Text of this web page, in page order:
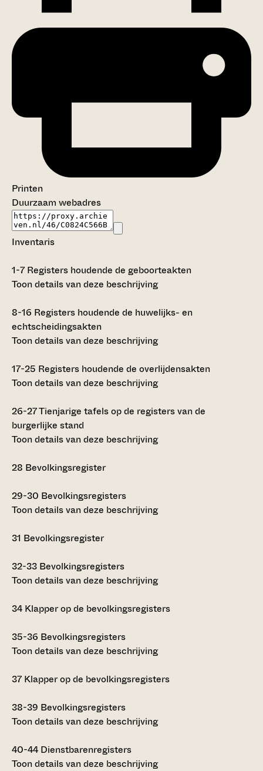
Printen
Duurzaam webadres
Inventaris
1-7 Registers houdende de geboorteakten
Toon details van deze beschrijving
8-16 Registers houdende de huwelijks- en
echtscheidingsakten
Toon details van deze beschrijving
17-25 Registers houdende de overlijdensakten
Toon details van deze beschrijving
26-27Tienjarige tafels op de registers van de
burgerlijke stand
Toon details van deze beschrijving
28 Bevolkingsregister
29-30 Bevolkingsregisters
Toon details van deze beschrijving
31 Bevolkingsregister
32-33 Bevolkingsregisters
Toon details van deze beschrijving
34 Klapper op de bevolkingsregisters
35-36 Bevolkingsregisters
Toon details van deze beschrijving
37 Klapper op de bevolkingsregisters
38-39 Bevolkingsregisters
Toon details van deze beschrijving
40-44 Dienstbarenregisters
Toon details van deze beschrijving